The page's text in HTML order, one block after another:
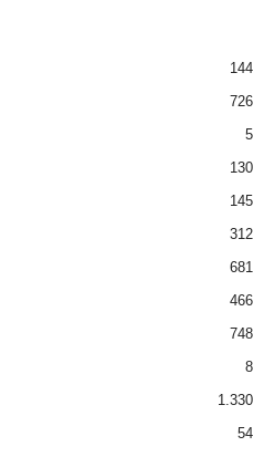
144
726
5
130
145
312
681
466
748
8
1.330
54